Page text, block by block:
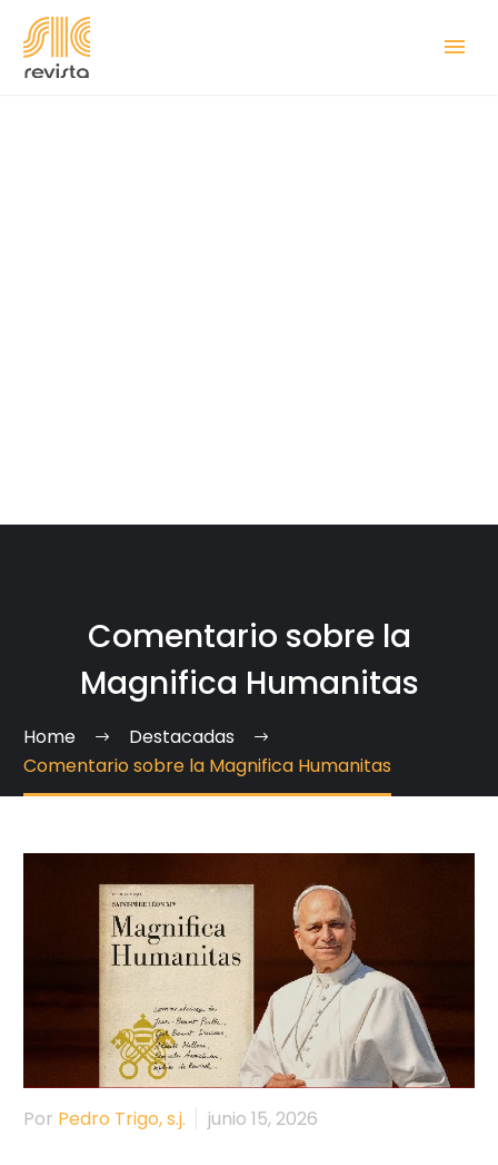
Comentario sobre la
Magnifica Humanitas
Home
Destacadas
Comentario sobre la Magnifica Humanitas
Por Pedro Trigo, s.j. junio 15, 2026